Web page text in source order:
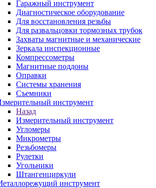
Гаражный инструмент
Диагностическое оборудование
Для восстановления резьбы
Для развальцовки тормозных трубок
Захваты магнитные и механические
Зеркала инспекционные
Компрессометры
Магнитные поддоны
Оправки
Системы хранения
Съемники
инструмент
Назад
Измерительный инструмент
Угломеры
Микрометры
Резьбомеры
Рулетки
Угольники
Штангенциркули
инструмент